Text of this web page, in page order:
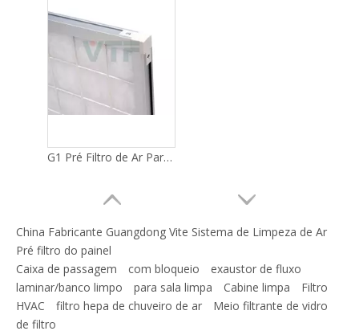
G1 Pré Filtro de Ar Para Filtro HVAC
China Fabricante Guangdong Vite Sistema de Limpeza de Ar
Pré filtro do painel
Caixa de passagem
com bloqueio
exaustor de fluxo
laminar/banco limpo
para sala limpa Cabine limpa
Filtro
HVAC
filtro hepa de chuveiro de ar
Meio filtrante de vidro
de filtro